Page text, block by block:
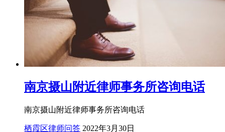
南京摄山附近律师事务所咨询电话
南京摄山附近律师事务所咨询电话
栖霞区律师问答 2022年3月30日